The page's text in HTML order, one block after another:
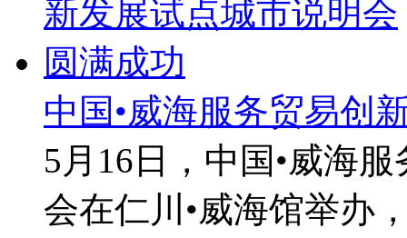
中国•威海服务贸易创
5月16日，中国•威海
会在仁川•威海馆举办